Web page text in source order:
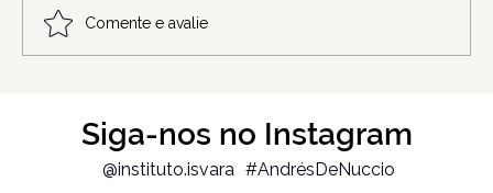
Siga-nos no Instagram
#AndrésDeNuccio
@instituto.isvara
não se conhecia tanto.
Autoconhecimento
Comente e avalie